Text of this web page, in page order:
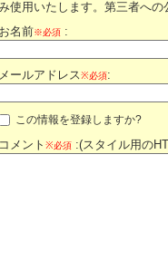
使用いたします。第三者へ
お名前※必須 :
メールアドレス※必須:
この情報を登録しますか?
コメント ※必須 :(スタイル用の